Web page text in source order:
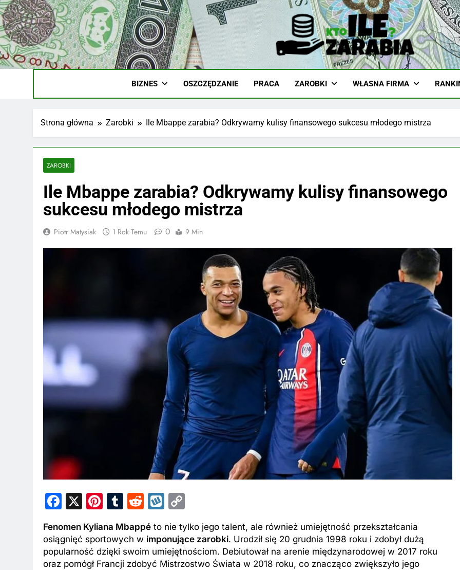
Skip
to
content
Ile-Zarabia.edu.pl
Zarobki Gwiazd, Ciekawostki I Biznes
BIZNES OSZCZĘDZANIE PRACA ZAROBKI WŁASNA FIRMA
Strona główna Zarobki Ile Mbappe zarabia? Odkrywamy kulisy finansowego sukcesu młodego mistrza
ZAROBKI
Ile Mbappe zarabia? Odkrywamy kulisy finansowego
sukcesu młodego mistrza
Piotr Matysiak 1 Rok Temu 0 9 Min
Facebook
X Pinterest
Tumblr
RedditWykop
Fenomen Kyliana Mbappé to nie tylko jego talent, ale również umiejętność przekształcania
osiągnięć sportowych w imponujące zarobki. Urodził się 20 grudnia 1998 roku i zdobył dużą
popularność dzięki swoim umiejętnościom. Debiutował na arenie międzynarodowej w 2017 roku
oraz pomógł Francji zdobyć Mistrzostwo Świata w 2018 roku, co znacząco zwiększyło jego